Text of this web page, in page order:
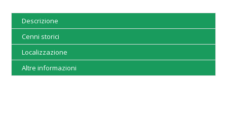
Descrizione
Cenni storici
Localizzazione
Altre informazioni